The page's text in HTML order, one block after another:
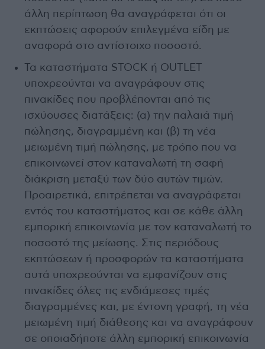
άλλη περίπτωση θα αναγράφεται ότι οι
εκπτώσεις αφορούν επιλεγμένα είδη με
αναφορά στο αντίστοιχο ποσοστό.
Τα καταστήματα STOCK ή OUTLET
υποχρεούνται να αναγράφουν στις
πινακίδες που προβλέπονται από τις
ισχύουσες διατάξεις: (α) την παλαιά τιμή
πώλησης, διαγραμμένη και (β) τη νέα
μειωμένη τιμή πώλησης, με τρόπο που να
επικοινωνεί στον καταναλωτή τη σαφή
διάκριση μεταξύ των δύο αυτών τιμών.
Προαιρετικά, επιτρέπεται να αναγράφεται
εντός του καταστήματος και σε κάθε άλλη
εμπορική επικοινωνία με τον καταναλωτή το
ποσοστό της μείωσης. Στις περιόδους
εκπτώσεων ή προσφορών τα καταστήματα
αυτά υποχρεούνται να εμφανίζουν στις
πινακίδες όλες τις ενδιάμεσες τιμές
διαγραμμένες και, με έντονη γραφή, τη νέα
μειωμένη τιμή διάθεσης και να αναγράφουν
σε οποιαδήποτε άλλη εμπορική επικοινωνία